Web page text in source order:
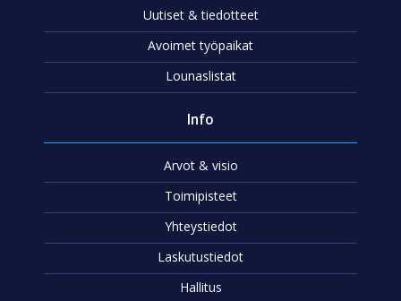
Uutiset & tiedotteet
Avoimet työpaikat
Lounaslistat
Info
Arvot & visio
Toimipisteet
Yhteystiedot
Laskutustiedot
Hallitus